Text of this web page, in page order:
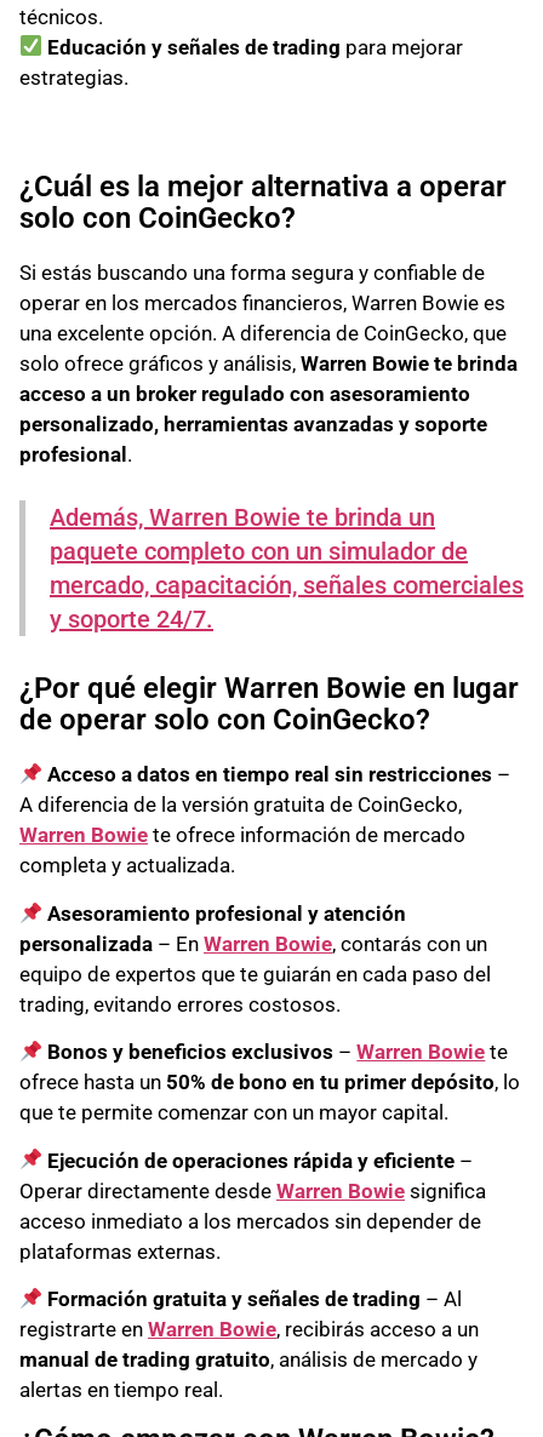
técnicos.
Educación y señales de trading para mejorar
estrategias.
¿Cuál es la mejor alternativa a operar
solo con CoinGecko?
Si estás buscando una forma segura y confiable de
operar en los mercados financieros, Warren Bowie es
una excelente opción. A diferencia de CoinGecko, que
solo ofrece gráficos y análisis, Warren Bowie te brinda
acceso a un broker regulado con asesoramiento
personalizado, herramientas avanzadas y soporte
profesional .
Además, Warren Bowie te brinda un
paquete completo con un simulador de
mercado, capacitación, señales comerciales
y soporte 24/7.
¿Por qué elegir Warren Bowie en lugar
de operar solo con CoinGecko?
Acceso a datos en tiempo real sin restricciones –
A diferencia de la versión gratuita de CoinGecko,
Warren Bowie te ofrece información de mercado
completa y actualizada.
Asesoramiento profesional y atención
personalizada – En Warren Bowie, contarás con un
equipo de expertos que te guiarán en cada paso del
trading, evitando errores costosos.
Bonos y beneficios exclusivos –Warren Bowie te
ofrece hasta un 50% de bono en tu primer depósito, lo
que te permite comenzar con un mayor capital.
Ejecución de operaciones rápida y eficiente –
Operar directamente desde Warren Bowie significa
acceso inmediato a los mercados sin depender de
plataformas externas.
Formación gratuita y señales de trading – Al
registrarte en Warren Bowie, recibirás acceso a un
manual de trading gratuito, análisis de mercado y
alertas en tiempo real.